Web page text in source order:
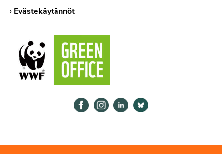
› Evästekäytännöt